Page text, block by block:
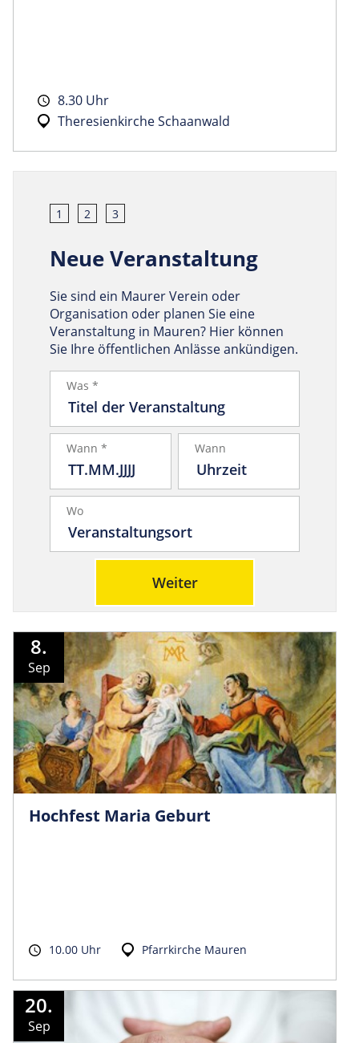
8.30 Uhr
Theresienkirche Schaanwald
1 2 3
Neue Veranstaltung
Sie sind ein Maurer Verein oder
Organisation oder planen Sie eine
Veranstaltung in Mauren? Hier können
Sie Ihre öffentlichen Anlässe ankündigen.
Was *
Wann * Wann
Wo
Weiter
8.
Sep
Hochfest Maria Geburt
10.00 Uhr Pfarrkirche Mauren
20.
Sep